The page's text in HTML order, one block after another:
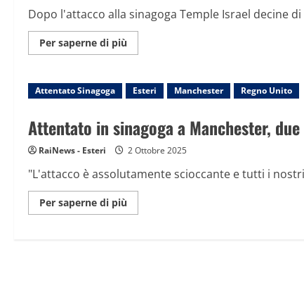
Dopo l'attacco alla sinagoga Temple Israel decine
Per saperne di più
informazioni
in
Michigan,
shutdown
sul
posto
Attentato Sinagoga Esteri Manchester Regno Unito
Attentato in sinagoga a Manchester,
RaiNews - Esteri 2 Ottobre 2025
"L'attacco è assolutamente scioccante e tutti i
Per saperne di più
informazioni